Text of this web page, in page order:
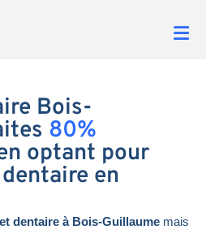
Bois-
80%
optant pour
en
dentaire à Bois-Guillaume mais